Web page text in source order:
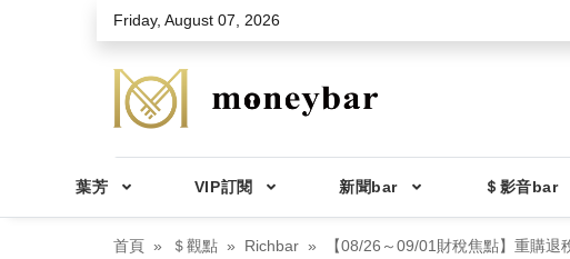
Skip to main contentFriday, August 07, 2026
葉芳 VIP訂閱 新聞bar ＄影音bar
首頁 ＄觀點 Richbar 【08/26～09/01財稅焦點】重購退